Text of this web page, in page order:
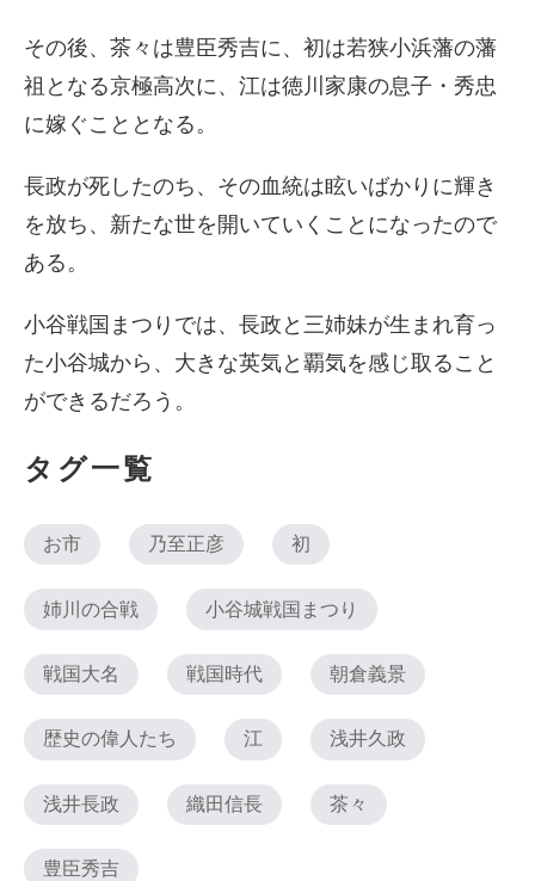
その後、茶々は豊臣秀吉に、初は若狭小浜藩の藩
祖となる京極高次に、江は徳川家康の息子・秀忠
に嫁ぐこととなる。
長政が死したのち、その血統は眩いばかりに輝き
を放ち、新たな世を開いていくことになったので
ある。
小谷戦国まつりでは、長政と三姉妹が生まれ育っ
た小谷城から、大きな英気と覇気を感じ取ること
ができるだろう。
タグ一覧
お市 乃至正彦 初
姉川の合戦 小谷城戦国まつり
戦国大名 戦国時代 朝倉義景
歴史の偉人たち 江 浅井久政
浅井長政 織田信長 茶々
豊臣秀吉